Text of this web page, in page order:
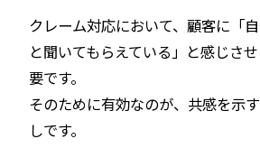
クレーム対応において、顧客に「
と聞いてもらえている」と感じさ
要です。
そのために有効なのが、共感を示
しです。